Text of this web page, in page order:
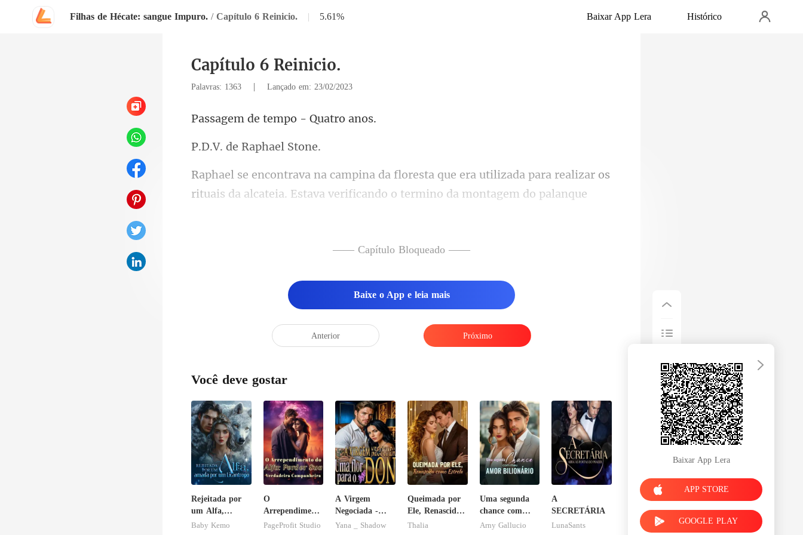
Filhas de Hécate: sangue Impuro. / Capítulo 6 Reinicio. | 5.61% Baixar App Lera Histórico
Capítulo 6 Reinicio.
Palavras: 1363 | Lançado em: 23/02/2023
e tempo -
e Raphae
s da alcateia. Estava verificando o termino da montagem do palanque
—— Capítulo Bloqueado ——
Baixe o App e leia mais
Anterior Próximo
Você deve gostar
Rejeitada por
um Alfa,
amada por um
Baby Kemo
O
Arrependimento
do Alfa: Perder
PageProfit Studio
A Virgem
Negociada -
Uma flor para
Yana _ Shadow
Queimada por
Ele, Renascida
como Estrela
Thalia
Uma segunda
chance com
meu amor
Arny Gallucio
A
SECRETÁRIA
LunaSants
Baixar App Lera
APP STORE
GOOGLE PLAY